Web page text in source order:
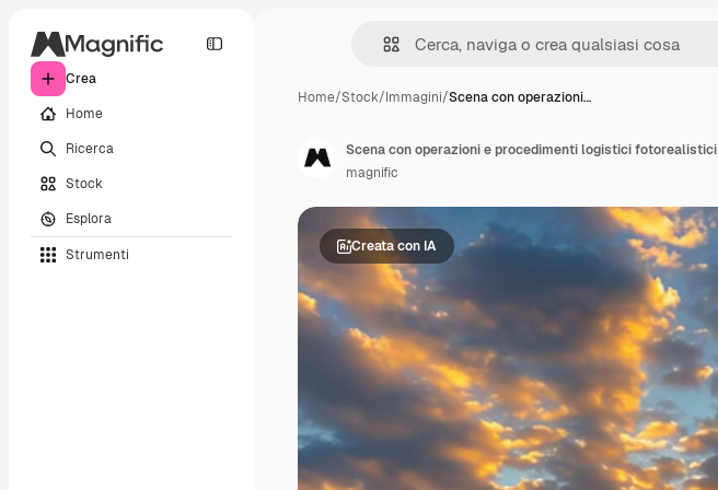
Crea
Home
Ricerca
Stock
Esplora
Strumenti
Home/Stock/Immagini/Scena con operazioni…
Creata con IA
Scena con operazioni e procedimenti logistici fotorealistici
magnific